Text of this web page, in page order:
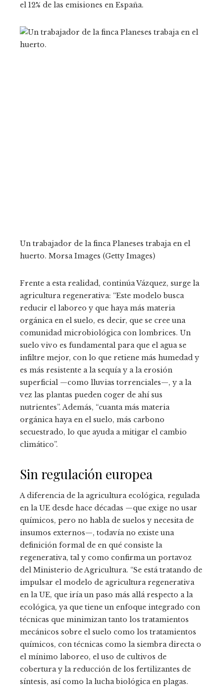
el 12% de las emisiones en España.
Un trabajador de la finca Planeses trabaja en el
huerto. Morsa Images (Getty Images)
Frente a esta realidad, continúa Vázquez, surge la
agricultura regenerativa: “Este modelo busca
reducir el laboreo y que haya más materia
orgánica en el suelo, es decir, que se cree una
comunidad microbiológica con lombrices. Un
suelo vivo es fundamental para que el agua se
infiltre mejor, con lo que retiene más humedad y
es más resistente a la sequía y a la erosión
superficial —como lluvias torrenciales—, y a la
vez las plantas pueden coger de ahí sus
nutrientes”. Además, “cuanta más materia
orgánica haya en el suelo, más carbono
secuestrado, lo que ayuda a mitigar el cambio
climático”.
Sin regulación europea
A diferencia de la agricultura ecológica, regulada
en la UE desde hace décadas —que exige no usar
químicos, pero no habla de suelos y necesita de
insumos externos—, todavía no existe una
definición formal de en qué consiste la
regenerativa, tal y como confirma un portavoz
del Ministerio de Agricultura. “Se está tratando de
impulsar el modelo de agricultura regenerativa
en la UE, que iría un paso más allá respecto a la
ecológica, ya que tiene un enfoque integrado con
técnicas que minimizan tanto los tratamientos
mecánicos sobre el suelo como los tratamientos
químicos, con técnicas como la siembra directa o
el mínimo laboreo, el uso de cultivos de
cobertura y la reducción de los fertilizantes de
síntesis, así como la lucha biológica en plagas.